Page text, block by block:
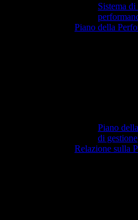
Sistema
Piano della
Piano
di gestione
Relazione sulla